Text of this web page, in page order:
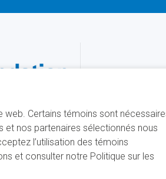
SUIVEZ-
web. Certains témoins sont
et nos partenaires sélectionnés nous
l’utilisation des témoins
et consulter notre Politique sur les